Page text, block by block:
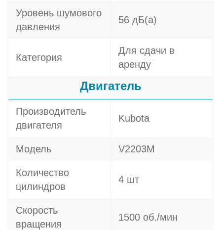
Уровень шумового
давления
56 дБ(а)
Категория
Для сдачи в
аренду
Двигатель
Производитель
двигателя
Kubota
Модель V2203M
Количество
цилиндров
4 шт
Скорость
вращения
1500 об./мин